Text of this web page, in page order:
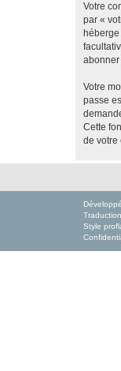
Votre
par «
Votre
passe
Cette
de votre
Style